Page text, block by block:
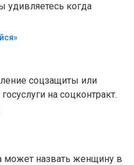
удивляетесь когда
соцзащиты или
на соцконтракт.
может назвать женщину в